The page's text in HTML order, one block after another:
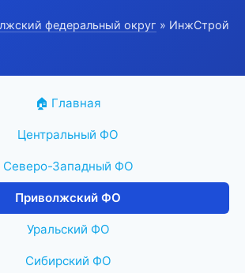
федеральный округ » ИнжСтрой
🏠 Главная
Центральный ФО
Северо-Западный ФО
Приволжский ФО
Уральский ФО
Сибирский ФО